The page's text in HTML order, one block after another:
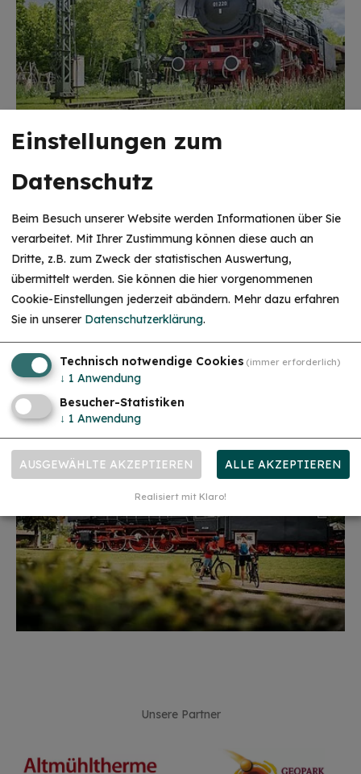
Unsere Partner
HINWEIS
Christkind & Engel gesucht!
Wir suchen dich als Christkind oder Engel. Hast
du Lust das Gesicht der Treuchtlinger
Lächeln ins Gesicht zu zaubern und Freude und
Herzlichkeit auszustrahlen? Dann melde dich
gerne bei uns!...mehr
Einstellungen zum
Datenschutz
Beim Besuch unserer Website werden Informationen über Sie
verarbeitet. Mit Ihrer Zustimmung können diese auch an
Dritte, z.B. zum Zweck der statistischen Auswertung,
übermittelt werden. Sie können die hier vorgenommenen
Cookie-Einstellungen jederzeit abändern. Mehr dazu erfahren
Sie in unserer Datenschutzerklärung.
Technisch notwendige Cookies (immer erforderlich)
↓ 1 Anwendung
Besucher-Statistiken
↓ 1 Anwendung
AUSGEWÄHLTE AKZEPTIEREN ALLE AKZEPTIEREN
Realisiert mit Klaro!